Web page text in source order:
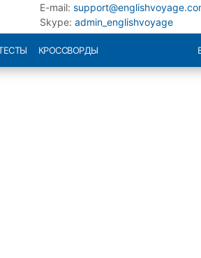
E-mail:
Skype:admin_englishvoyage
КРОССВОРДЫ